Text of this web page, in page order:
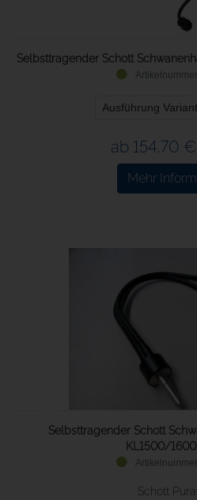
Selbsttragender Schott
Ausführung
ab 154,70 €
Mehr
Selbsttragender Schott
KL1500/
Schott